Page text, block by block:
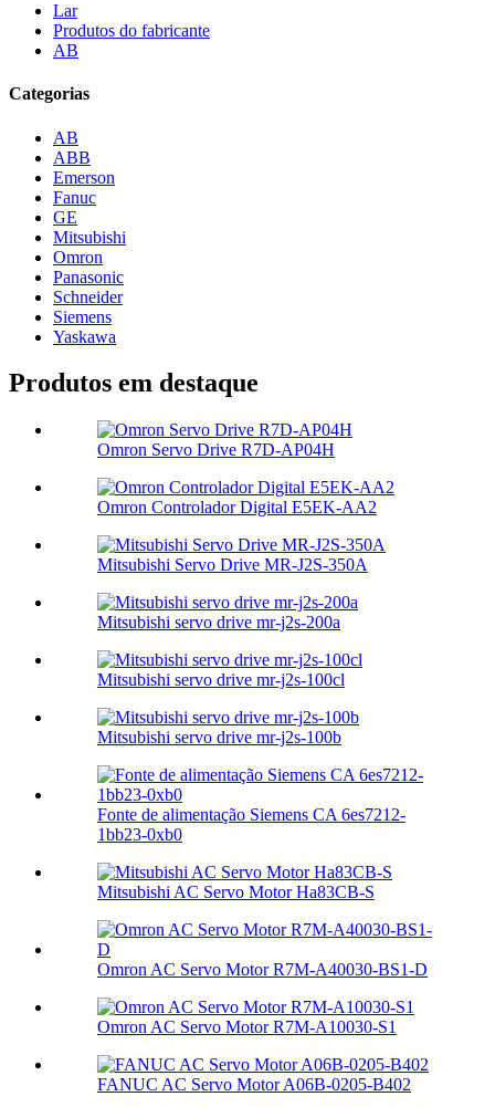
Lar
Produtos do fabricante
AB
Categorias
AB
ABB
Emerson
Fanuc
GE
Mitsubishi
Omron
Panasonic
Schneider
Siemens
Yaskawa
Produtos em destaque
Omron Servo Drive R7D-AP04H
Omron Controlador Digital E5EK-AA2
Mitsubishi Servo Drive MR-J2S-350A
Mitsubishi servo drive mr-j2s-200a
Mitsubishi servo drive mr-j2s-100cl
Mitsubishi servo drive mr-j2s-100b
Fonte de alimentação Siemens CA 6es7212-
1bb23-0xb0
Mitsubishi AC Servo Motor Ha83CB-S
Omron AC Servo Motor R7M-A40030-BS1-D
Omron AC Servo Motor R7M-A10030-S1
FANUC AC Servo Motor A06B-0205-B402